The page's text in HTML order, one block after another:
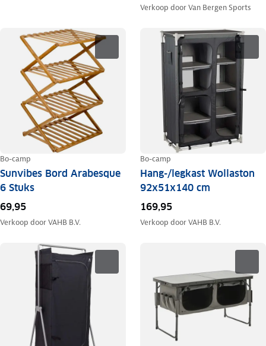
Verkoop doorVan Bergen Sports
Bo-camp
Sunvibes Bord Arabesque
6 Stuks
69,95
Verkoop doorVAHB B.V.
Bo-camp
Hang-/legkast Wollaston
92x51x140 cm
169,95
Verkoop doorVAHB B.V.